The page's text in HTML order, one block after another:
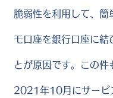
脆弱性を利用して、簡
モ口座を銀行口座に結
とが原因です。この件
2021年10月にサービ